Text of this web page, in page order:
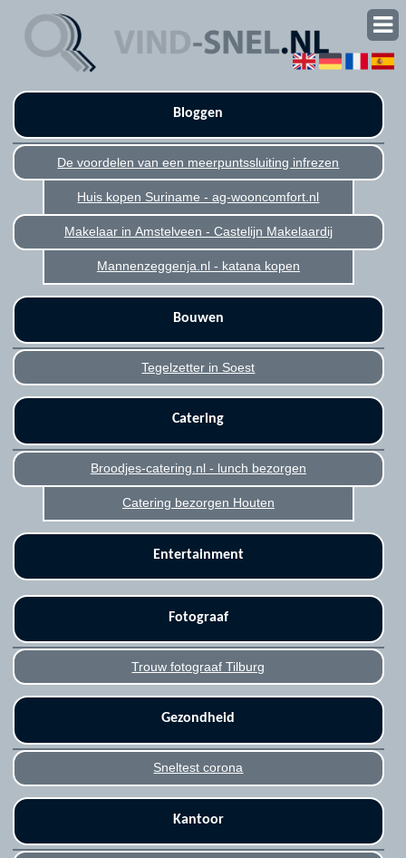
Bloggen
De voordelen van een meerpuntssluiting infrezen
Huis kopen Suriname - ag-wooncomfort.nl
Makelaar in Amstelveen - Castelijn Makelaardij
Mannenzeggenja.nl - katana kopen
Bouwen
Tegelzetter in Soest
Catering
Broodjes-catering.nl - lunch bezorgen
Catering bezorgen Houten
Entertainment
Fotograaf
Trouw fotograaf Tilburg
Gezondheid
Sneltest corona
Kantoor